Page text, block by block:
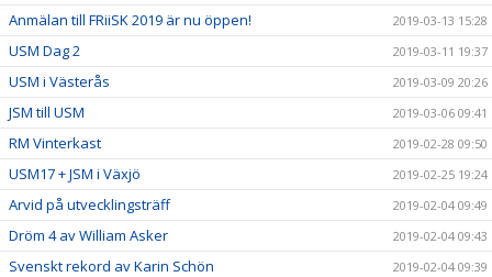
Anmälan till FRiiSK 2019 är nu öppen! 2019-03-13 15:28
USM Dag 2 2019-03-11 19:37
USM i Västerås 2019-03-09 20:26
JSM till USM 2019-03-06 09:41
RM Vinterkast 2019-02-28 09:50
USM17 + JSM i Växjö 2019-02-25 19:24
Arvid på utvecklingsträff 2019-02-04 09:49
Dröm 4 av William Asker 2019-02-04 09:43
Svenskt rekord av Karin Schön 2019-02-04 09:39